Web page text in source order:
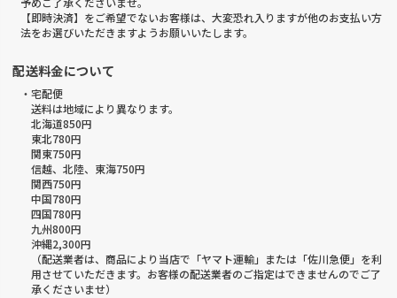
【即時決済】をご希望でないお客様は、大変恐れ入りますが他のお支払い方
法をお選びいただきますようお願いいたします。
配送料金について
・宅配便
送料は地域により異なります。
北海道850円
東北780円
関東750円
信越、北陸、東海750円
関西750円
中国780円
四国780円
九州800円
沖縄2,300円
（配送業者は、商品により当店で「ヤマト運輸」または「佐川急便」を利
用させていただきます。お客様の配送業者のご指定はできませんのでご了
承くださいませ）